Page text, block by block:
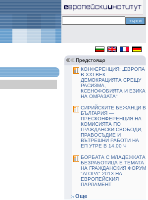
Предстоящо
КОНФЕРЕНЦИЯ: „ЕВРОПА
В ХХІ ВЕК:
ДЕМОКРАЦИЯТА СРЕЩУ
РАСИЗМА,
КСЕНОФОБИЯТА И ЕЗИКА
НА ОМРАЗАТА“
СИРИЙСКИТЕ БЕЖАНЦИ В
БЪЛГАРИЯ —
ПРЕСКОНФЕРЕНЦИЯ НА
КОМИСИЯТА ПО
ГРАЖДАНСКИ СВОБОДИ,
ПРАВОСЪДИЕ И
ВЪТРЕШНИ РАБОТИ НА
ЕП УТРЕ В 14,00 Ч
БОРБАТА С МЛАДЕЖКАТА
БЕЗРАБОТИЦА Е ТЕМАТА
НА ГРАЖДАНСКИЯ ФОРУМ
"АГОРА" 2013 НА
ЕВРОПЕЙСКИЯ
ПАРЛАМЕНТ
Още